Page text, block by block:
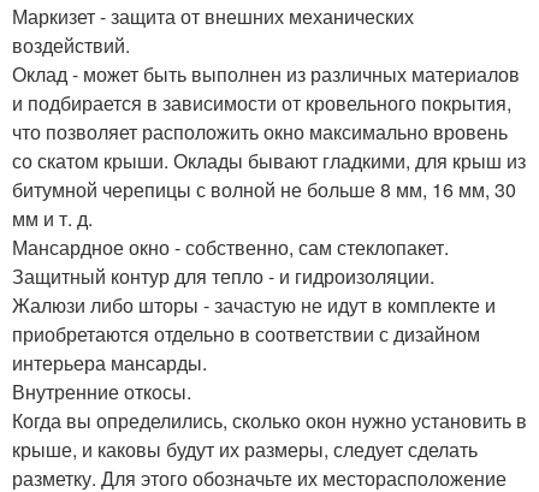
Маркизет - защита от внешних механических
воздействий.
Оклад - может быть выполнен из различных материалов
и подбирается в зависимости от кровельного покрытия,
что позволяет расположить окно максимально вровень
со скатом крыши. Оклады бывают гладкими, для крыш из
битумной черепицы с волной не больше 8 мм, 16 мм, 30
мм и т. д.
Мансардное окно - собственно, сам стеклопакет.
Защитный контур для тепло - и гидроизоляции.
Жалюзи либо шторы - зачастую не идут в комплекте и
приобретаются отдельно в соответствии с дизайном
интерьера мансарды.
Внутренние откосы.
Когда вы определились, сколько окон нужно установить в
крыше, и каковы будут их размеры, следует сделать
разметку. Для этого обозначьте их месторасположение